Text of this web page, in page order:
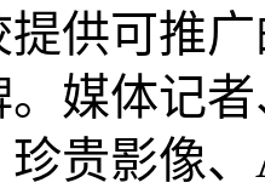
提供可推
媒体记
贵影像